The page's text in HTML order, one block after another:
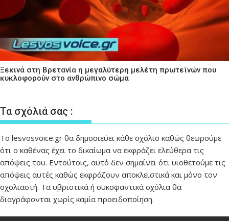
Ξεκινά στη Βρετανία η μεγαλύτερη μελέτη πρωτεϊνών που
κυκλοφορούν στο ανθρώπινο σώμα
Τα σχόλιά σας :
Το lesvosvoice.gr θα δημοσιεύει κάθε σχόλιο καθώς θεωρούμε
ότι ο καθένας έχει το δικαίωμα να εκφράζει ελεύθερα τις
απόψεις του. Εντούτοις, αυτό δεν σημαίνει ότι υιοθετούμε τις
απόψεις αυτές καθώς εκφράζουν αποκλειστικά και μόνο τον
σχολιαστή. Τα υβριστικά ή συκοφαντικά σχόλια θα
διαγράφονται χωρίς καμία προειδοποίηση.